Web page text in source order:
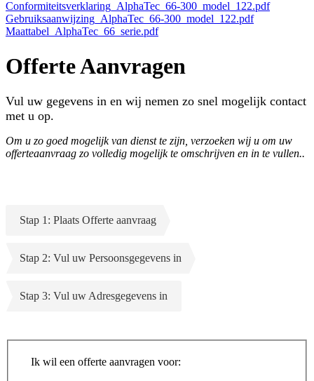
Conformiteitsverklaring_AlphaTec_66-300_model_122.pdf
Gebruiksaanwijzing_AlphaTec_66-300_model_122.pdf
Maattabel_AlphaTec_66_serie.pdf
Offerte Aanvragen
Vul uw gegevens in en wij nemen zo snel mogelijk contact
met u op.
Om u zo goed mogelijk van dienst te zijn, verzoeken wij u om uw
offerteaanvraag zo volledig mogelijk te omschrijven en in te vullen..
Stap 1: Plaats Offerte aanvraag
Stap 2: Vul uw Persoonsgegevens in
Stap 3: Vul uw Adresgegevens in
Ik wil een offerte aanvragen voor: